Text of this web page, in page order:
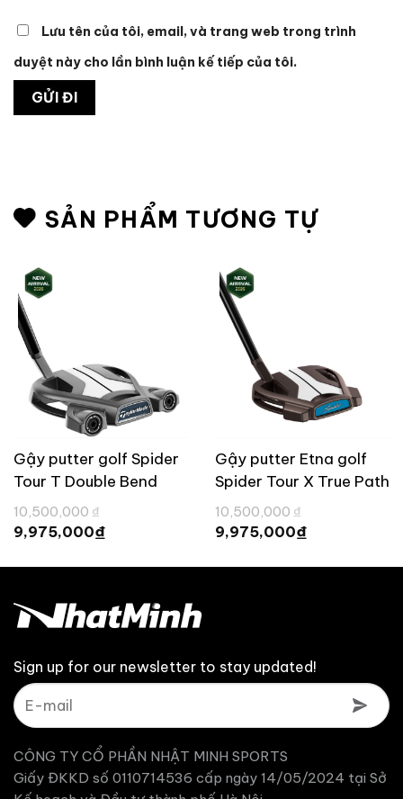
Lưu tên của tôi, email, và trang web trong trình
duyệt này cho lần bình luận kế tiếp của tôi.
SẢN PHẨM TƯƠNG TỰ
Gậy putter golf Spider
Tour T Double Bend
True Path TaylorMade
10,500,000 ₫
9,975,000₫
là:
Gậy putter Etna golf
Spider Tour X True Path
10,500,000 ₫
9,975,000₫
là:
Sign up for our newsletter to stay updated!
CÔNG TY CỔ PHẦN NHẬT MINH SPORTS
Giấy ĐKKD số 0110714536 cấp ngày 14/05/2024 tại Sở